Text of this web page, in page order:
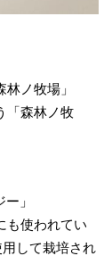
ノ牧場」
「森林ノ牧
」
も使われてい
して栽培され